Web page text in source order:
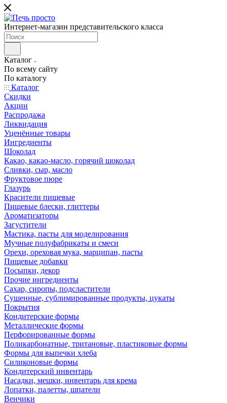
Интернет-магазин представительского класса
Каталог
По всему сайту
По каталогу
Каталог
Скидки
Акции
Распродажа
Ликвидация
Уценённые товары
Ингредиенты
Шоколад
Какао, какао-масло, горячий шоколад
Сливки, сыр, масло
Фруктовое пюре
Глазурь
Красители пищевые
Пищевые блески, глиттеры
Ароматизаторы
Загустители
Мастика, пасты для моделирования
Мучные полуфабрикаты и смеси
Орехи, ореховая мука, марципан, пасты
Пищевые добавки
Посыпки, декор
Прочие ингредиенты
Сахар, сиропы, подсластители
Сушенные, сублимированные продукты, цукаты
Покрытия
Кондитерские формы
Металлические формы
Перфорированные формы
Поликарбонатные, тритановые, пластиковые формы
Формы для выпечки хлеба
Силиконовые формы
Кондитерский инвентарь
Насадки, мешки, инвентарь для крема
Лопатки, палетты, шпатели
Венчики